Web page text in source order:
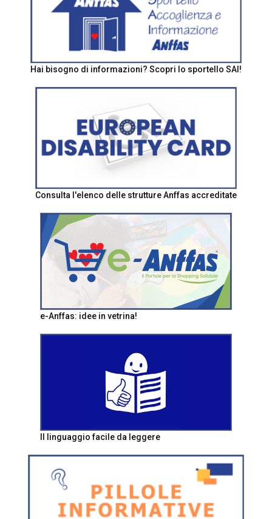
Hai bisogno di informazioni? Scopri lo sportello SAI!
Consulta l'elenco delle strutture Anffas accreditate
e-Anffas: idee in vetrina!
Il linguaggio facile da leggere